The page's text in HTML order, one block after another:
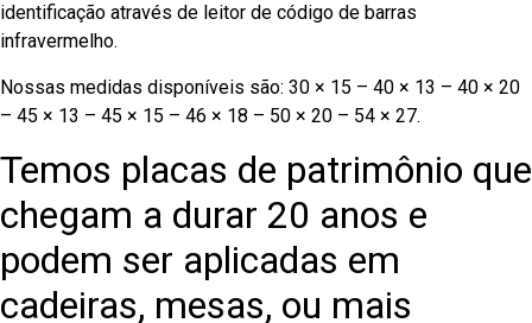
identificação através de leitor de código de barras
infravermelho.
Nossas medidas disponíveis são: 30 × 15 – 40 × 13 – 40 × 20
– 45 × 13 – 45 × 15 – 46 × 18 – 50 × 20 – 54 × 27.
Temos placas de patrimônio que
chegam a durar 20 anos e
podem ser aplicadas em
cadeiras, mesas, ou mais